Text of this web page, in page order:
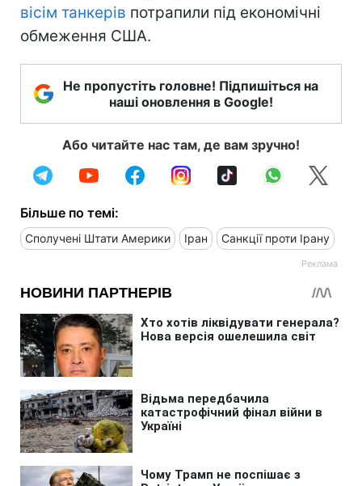
вісім танкерів потрапили під економічні
обмеження США.
Не пропустіть головне! Підпишіться на
наші оновлення в Google!
Або читайте нас там, де вам зручно!
Більше по темі:
Сполучені Штати Америки Іран Санкції проти Ірану